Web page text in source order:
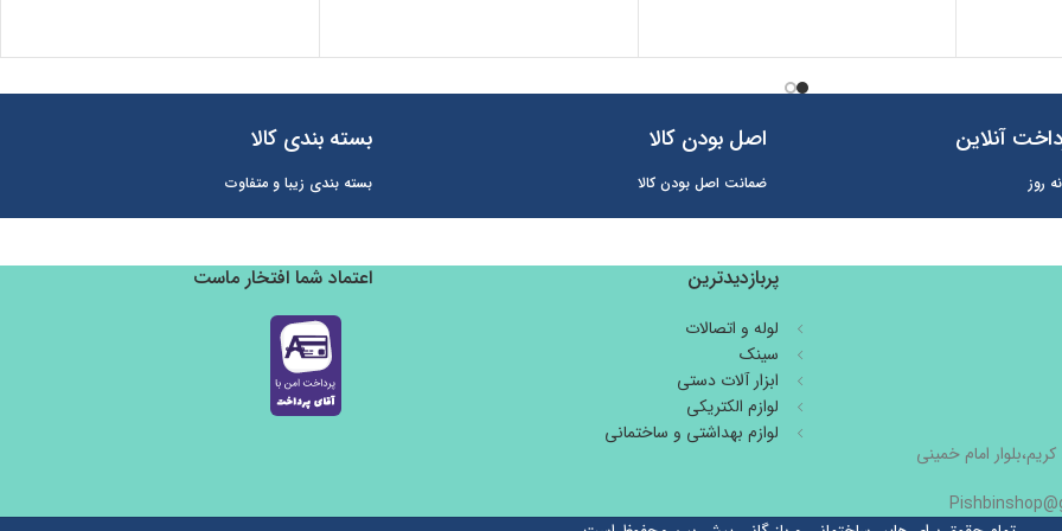
آنلاین
روز
اصل بودن کالا
ضمانت اصل بودن کالا
بسته بندی کالا
بسته بندی زیبا و متفاوت
امام خمینی
پربازدیدترین
لوله و اتصالات
سینک
ابزار آلات دستی
لوازم الکتریکی
لوازم بهداشتی و ساختمانی
اعتماد شما افتخار ماست